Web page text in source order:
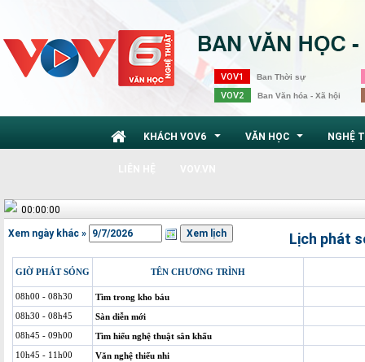
VOV1 Ban Thời sự
VOV2 Ban Văn hóa - Xã hội
KHÁCH VOV6 VĂN HỌC NGHỆ
00:00:00
Xem ngày khác » Lịch phát
GIỜ PHÁT SÓNG TÊN CHƯƠNG TRÌNH
08h00 - 08h30
Tìm trong kho báu
08h30 - 08h45
Sàn diễn mới
08h45 - 09h00
Tìm hiểu nghệ thuật sân khấu
10h45 - 11h00
Văn nghệ thiếu nhi